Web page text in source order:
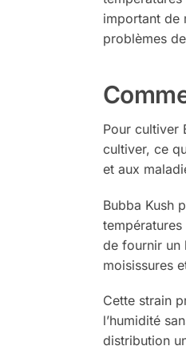
important de
problèmes
Pour cultiver
cultiver, ce
et aux
Bubba Kush
de fournir un
moisissures
Cette strain
l’humidité
distribution